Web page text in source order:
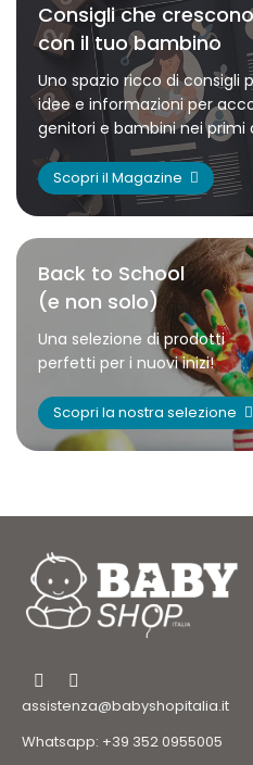
Consigli che crescono
con il tuo bambino
Uno spazio ricco di consigli
idee e informazioni per
genitori e bambini nei primi
Scopri il Magazine
Back to School
(e non solo)
Una selezione di prodotti
perfetti per i nuovi inizi!
Scopri la nostra selezione
assistenza@babyshopitalia.it
Whatsapp: +39 352 0955005